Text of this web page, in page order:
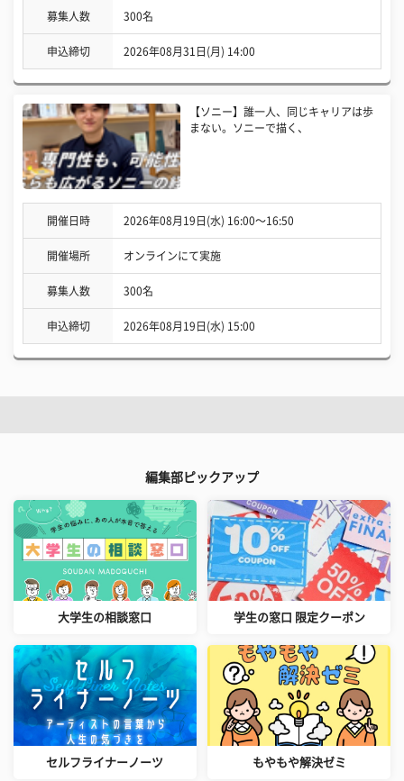
募集人数 300名
申込締切 2026年08月31日(月) 14:00
【ソニー】誰一人、同じキャリアは歩
まない。ソニーで描く、
開催日時 2026年08月19日(水) 16:00〜16:50
開催場所 オンラインにて実施
募集人数 300名
申込締切 2026年08月19日(水) 15:00
編集部ピックアップ
大学生の相談窓口 学生の窓口 限定クーポン
セルフライナーノーツ もやもや解決ゼミ